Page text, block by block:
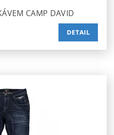
CAMP DAVID
DETAIL